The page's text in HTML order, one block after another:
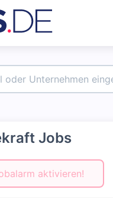
Jobs
aktivieren!